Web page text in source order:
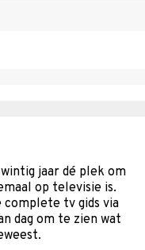
jaar dé plek om
op televisie is.
tv gids via
dag om te zien wat